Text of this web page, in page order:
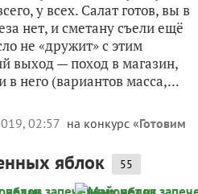
у всех. Салат готов, вы в
нет, и сметану съели ещё
не «дружит» с этим
выход — поход в магазин,
в него (вариантов масса,...
02:57 на конкурс «Готовим
яблок 55